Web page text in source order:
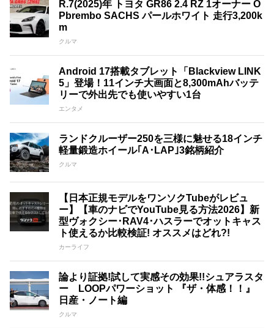
R.7(2025)年 トヨタ GR86 2.4 RZ 1オーナー O
Pbrembo SACHS パールホワイト 走行3,200k
m
クルマ
Android 17搭載タブレット「Blackview LINK
5」登場！11インチ大画面と8,300mAhバッテ
リーで外出先でも使いやすい1台
エンタメ
ランドクルーザー250を三様に魅せる18インチ
軽量鍛造ホイール｢A･LAP｣3銘柄紹介
クルマ
【日本正規モデルをワンソクTubeがレビュ
ー】【車のナビでYouTube見る方法2026】新
型ヴォクシー･RAV4･ハスラーでオットキャス
ト使えるか比較検証! オススメはどれ?!
カーライフ
論より証拠!試して実感その効果!!シュアラスタ
ー LOOPパワーショット 『ザ・体感！！』
日産・ノート編
クルマ